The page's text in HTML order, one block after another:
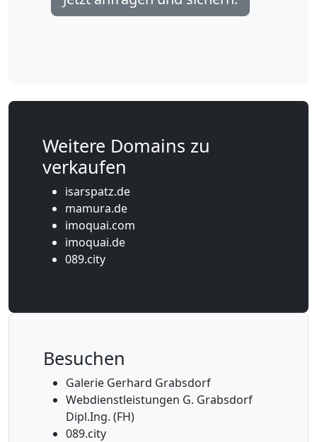
Weitere Domains zu
verkaufen
isarspatz.de
mamura.de
imoquai.com
imoquai.de
089.city
Besuchen
Galerie Gerhard Grabsdorf
Webdienstleistungen G. Grabsdorf
Dipl.Ing. (FH)
089.city